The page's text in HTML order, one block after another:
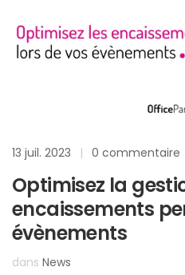
13 juil. 2023 | 0 commentaire
Optimisez la
encaissements
évènements
dans News